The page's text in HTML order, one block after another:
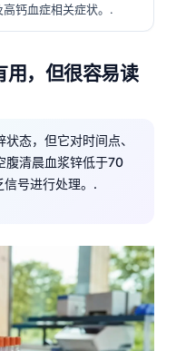
钙血症相关症状。.
用，但很容易读
态，但它对时间点、
腹清晨血浆锌低于70
号进行处理。.